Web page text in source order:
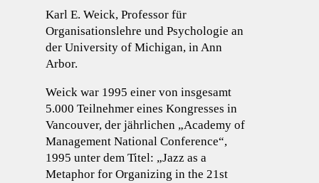
Karl E. Weick, Professor für
Organisationslehre und Psychologie an
der University of Michigan, in Ann
Arbor.
Weick war 1995 einer von insgesamt
5.000 Teilnehmer eines Kongresses in
Vancouver, der jährlichen „Academy of
Management National Conference“,
1995 unter dem Titel: „Jazz as a
Metaphor for Organizing in the 21st